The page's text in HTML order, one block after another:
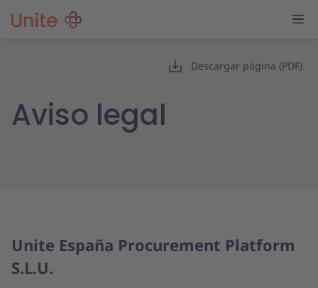
Descargar página (PDF)
Aviso legal
Unite España Procurement Platform
S.L.U.